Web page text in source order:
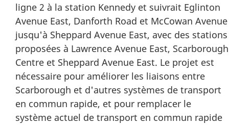
ligne 2 à la station Kennedy et suivrait Eglinton
Avenue East, Danforth Road et McCowan Avenue
jusqu'à Sheppard Avenue East, avec des stations
proposées à Lawrence Avenue East, Scarborough
Centre et Sheppard Avenue East. Le projet est
nécessaire pour améliorer les liaisons entre
Scarborough et d'autres systèmes de transport
en commun rapide, et pour remplacer le
système actuel de transport en commun rapide